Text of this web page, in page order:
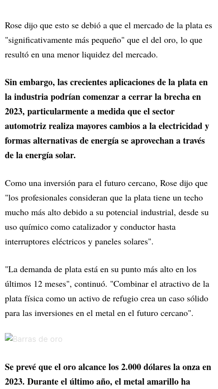
Rose dijo que esto se debió a que el mercado de la plata es
"significativamente más pequeño" que el del oro, lo que
resultó en una menor liquidez del mercado.
Sin embargo, las crecientes aplicaciones de la plata en
la industria podrían comenzar a cerrar la brecha en
2023, particularmente a medida que el sector
automotriz realiza mayores cambios a la electricidad y
formas alternativas de energía se aprovechan a través
de la energía solar.
Como una inversión para el futuro cercano, Rose dijo que
"los profesionales consideran que la plata tiene un techo
mucho más alto debido a su potencial industrial, desde su
uso químico como catalizador y conductor hasta
interruptores eléctricos y paneles solares".
"La demanda de plata está en su punto más alto en los
últimos 12 meses", continuó. "Combinar el atractivo de la
plata física como un activo de refugio crea un caso sólido
para las inversiones en el metal en el futuro cercano".
Se prevé que el oro alcance los 2.000 dólares la onza en
2023. Durante el último año, el metal amarillo ha